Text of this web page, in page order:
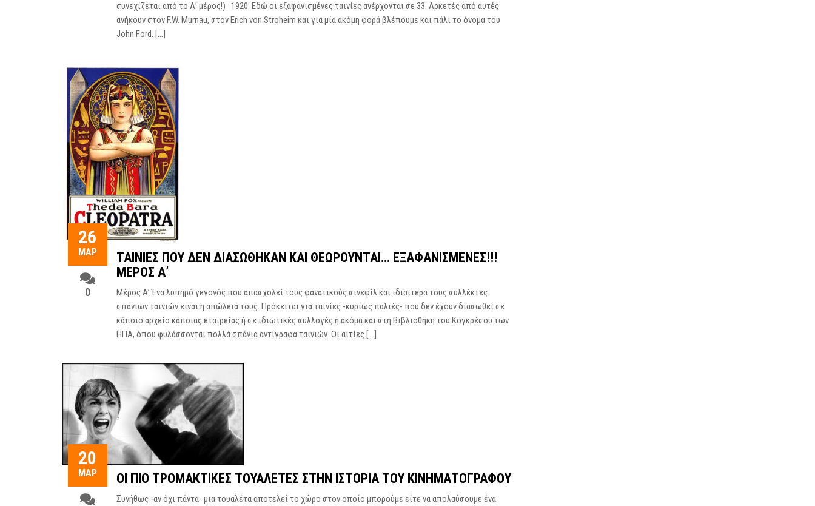
συνεχίζεται από το Α’ μέρος!) 1920: Εδώ οι εξαφανισμένες ταινίες ανέρχονται σε 33. Αρκετές από αυτές
ανήκουν στον F.W. Murnau, στον Erich von Stroheim και για μία ακόμη φορά βλέπουμε και πάλι το όνομα του
John Ford. […]
26
ΜΑΡ
0
ΤΑΙΝΊΕΣ ΠΟΥ ΔΕΝ ΔΙΑΣΏΘΗΚΑΝ ΚΑΙ ΘΕΩΡΟΎΝΤΑΙ… ΕΞΑΦΑΝΙΣΜΈΝΕΣ!!!
ΜΈΡΟΣ Α’
Μέρος Α’ Ένα λυπηρό γεγονός που απασχολεί τους φανατικούς σινεφίλ και ιδιαίτερα τους συλλέκτες
σπάνιων ταινιών είναι η απώλειά τους. Πρόκειται για ταινίες -κυρίως παλιές- που δεν έχουν διασωθεί σε
κάποιο αρχείο κάποιας εταιρείας ή σε ιδιωτικές συλλογές ή ακόμα και στη Βιβλιοθήκη του Κογκρέσου των
ΗΠΑ, όπου φυλάσσονται πολλά σπάνια αντίγραφα ταινιών. Οι αιτίες […]
20
ΜΑΡ ΟΙ ΠΙΟ ΤΡΟΜΑΚΤΙΚΈΣ ΤΟΥΑΛΈΤΕΣ ΣΤΗΝ ΙΣΤΟΡΊΑ ΤΟΥ ΚΙΝΗΜΑΤΟΓΡΆΦΟΥ
Συνήθως -αν όχι πάντα- μια τουαλέτα αποτελεί το χώρο στον οποίο μπορούμε είτε να απολαύσουμε ένα